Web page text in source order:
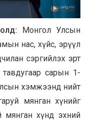
Монгол Улсын
нас, хүйс, эрүүл
сэргийлэх эрт
сарын 1-
хэмжээнд нийт
мянган хүнийг
мянган хүнд эхний